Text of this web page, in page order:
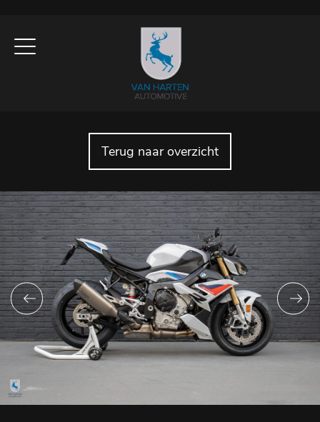
Terug naar overzicht